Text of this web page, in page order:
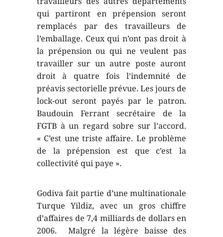
qui partiront en prépension seront
remplacés par des travailleurs de
l’emballage. Ceux qui n’ont pas droit à
la prépension ou qui ne veulent pas
travailler sur un autre poste auront
droit à quatre fois l’indemnité de
préavis sectorielle prévue. Les jours de
lock-out seront payés par le patron.
Baudouin Ferrant secrétaire de la
FGTB à un regard sobre sur l’accord.
« C’est une triste affaire. Le problème
de la prépension est que c’est la
collectivité qui paye ».
Godiva fait partie d’une multinationale
Turque Yildiz, avec un gros chiffre
d’affaires de 7,4 milliards de dollars en
2006. Malgré la légère baisse des